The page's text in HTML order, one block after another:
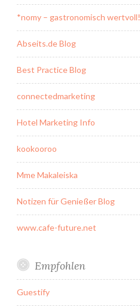
*nomy – gastronomisch wertvoll!
Abseits.de Blog
Best Practice Blog
connectedmarketing
Hotel Marketing Info
kookooroo
Mme Makaleiska
Notizen für Genießer Blog
www.cafe-future.net
Empfohlen
Guestify